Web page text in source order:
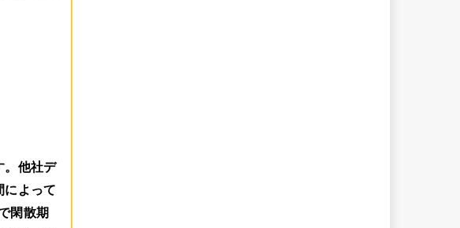
。他社デ
によって
閑散期